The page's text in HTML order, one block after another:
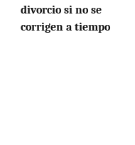
divorcio si no se
corrigen a tiempo